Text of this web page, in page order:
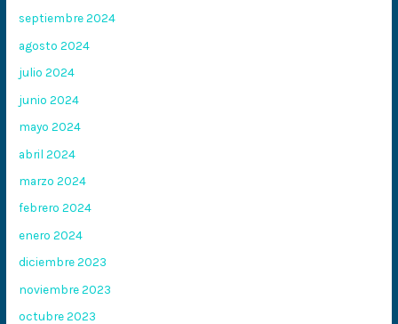
septiembre 2024
agosto 2024
julio 2024
junio 2024
mayo 2024
abril 2024
marzo 2024
febrero 2024
enero 2024
diciembre 2023
noviembre 2023
octubre 2023